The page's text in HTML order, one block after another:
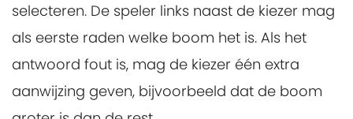
selecteren. De speler links naast de kiezer mag
als eerste raden welke boom het is. Als het
antwoord fout is, mag de kiezer één extra
aanwijzing geven, bijvoorbeeld dat de boom